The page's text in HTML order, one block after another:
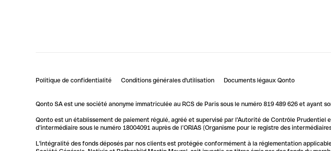
Politique de confidentialité Conditions générales d'utilisation Documents légaux Qonto
Qonto SA est une société anonyme immatriculée au RCS de Paris sous le numéro 819 489 626 et ayant
Qonto est un établissement de paiement régulé, agréé et supervisé par l'Autorité de Contrôle
d’intermédiaire sous le numéro 18004091 auprès de l’ORIAS (Organisme pour le registre des
L'intégralité des fonds déposés par nos clients est protégée conformément à la réglementation